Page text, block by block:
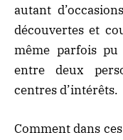
autant
découvertes et
même parfois
entre deux
centres d’intérêts.
Comment dans